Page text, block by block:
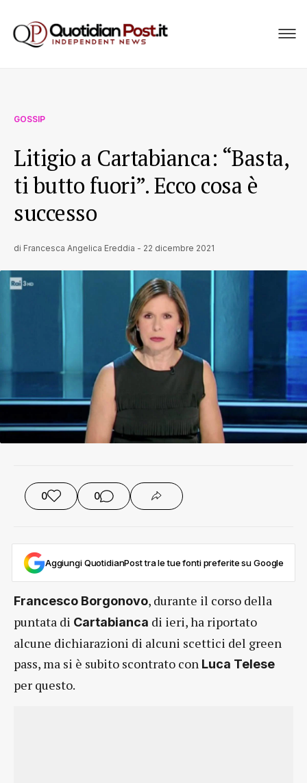
GOSSIP
Litigio a Cartabianca: “Basta,
ti butto fuori”. Ecco cosa è
successo
di Francesca Angelica Ereddia - 22 dicembre 2021
0 0
Aggiungi QuotidianPost tra le tue fonti preferite su Google
Francesco Borgonovo, durante il corso della
puntata di Cartabianca di ieri, ha riportato
alcune dichiarazioni di alcuni scettici del green
pass, ma si è subito scontrato con Luca Telese
per questo.